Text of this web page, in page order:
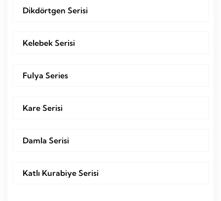
Dikdörtgen Serisi
Kelebek Serisi
Fulya Series
Kare Serisi
Damla Serisi
Katlı Kurabiye Serisi